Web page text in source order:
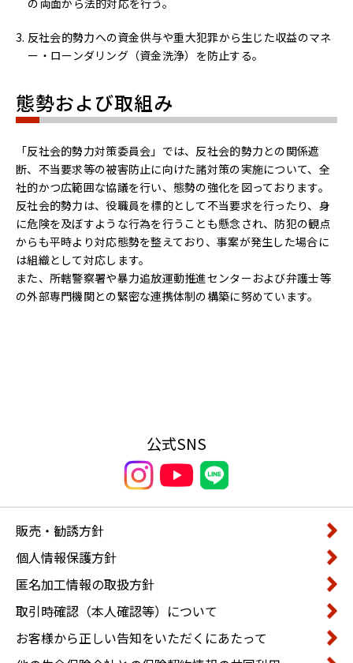
の両面から法的対応を行う。
反社会的勢力への資金供与や重大犯罪から生じた収益のマネ
ー・ローンダリング（資金洗浄）を防止する。
態勢および取組み
「反社会的勢力対策委員会」では、反社会的勢力との関係遮
断、不当要求等の被害防止に向けた諸対策の実施について、全
社的かつ広範囲な協議を行い、態勢の強化を図っております。
反社会的勢力は、役職員を標的として不当要求を行ったり、身
に危険を及ぼすような行為を行うことも懸念され、防犯の観点
からも平時より対応態勢を整えており、事案が発生した場合に
は組織として対応します。
また、所轄警察署や暴力追放運動推進センターおよび弁護士等
の外部専門機関との緊密な連携体制の構築に努めています。
公式SNS
販売・勧誘方針
個人情報保護方針
匿名加工情報の取扱方針
取引時確認（本人確認等）について
お客様から正しい告知をいただくにあたって